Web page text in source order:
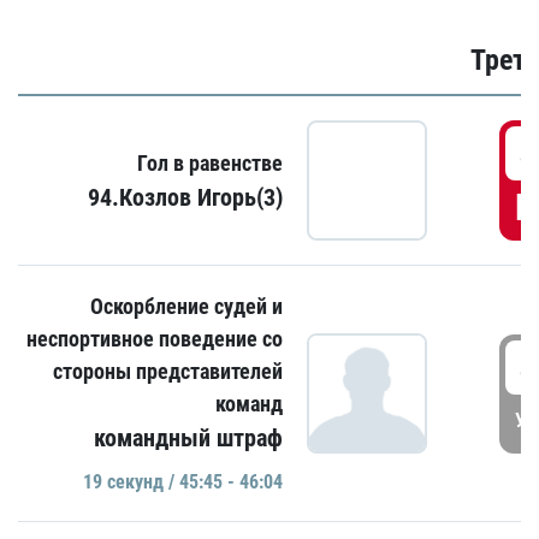
Гол в равенстве
94.Козлов Игорь(3)
Оскорбление судей и
неспортивное поведение со
стороны представителей
команд
командный штраф
19 секунд / 45:45 - 46:04